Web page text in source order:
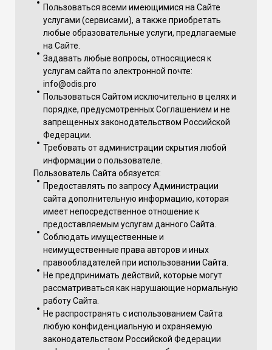
Пользоваться всеми имеющимися на Сайте
услугами (сервисами), а также приобретать
любые образовательные услуги, предлагаемые
на Сайте.
Задавать любые вопросы, относящиеся к
услугам сайта по электронной почте:
info@odis.pro
Пользоваться Сайтом исключительно в целях и
порядке, предусмотренных Соглашением и не
запрещенных законодательством Российской
Федерации.
Требовать от администрации скрытия любой
информации о пользователе.
Пользователь Сайта обязуется:
Предоставлять по запросу Администрации
сайта дополнительную информацию, которая
имеет непосредственное отношение к
предоставляемым услугам данного Сайта.
Соблюдать имущественные и
неимущественные права авторов и иных
правообладателей при использовании Сайта.
Не предпринимать действий, которые могут
рассматриваться как нарушающие нормальную
работу Сайта.
Не распространять с использованием Сайта
любую конфиденциальную и охраняемую
законодательством Российской Федерации